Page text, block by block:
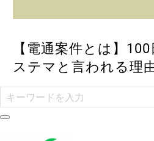
【電通案件とは】
ステマと言われる理